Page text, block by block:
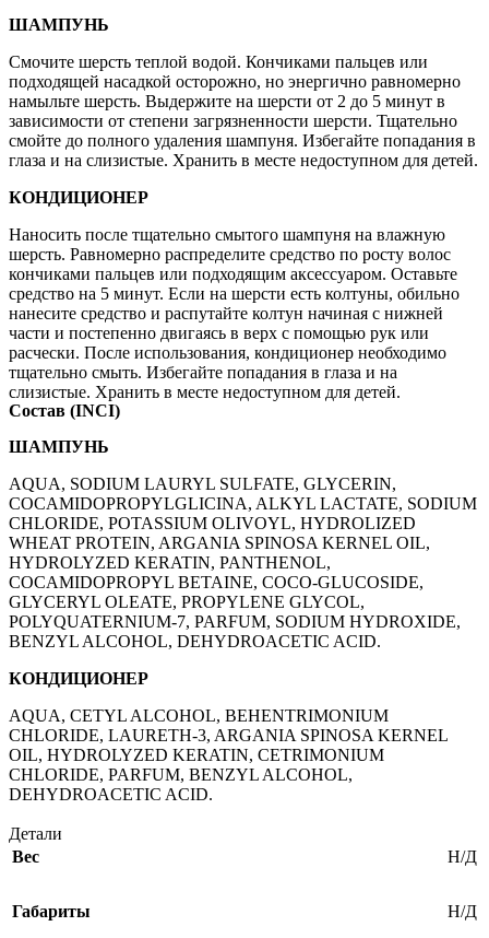
ШАМПУНЬ
Смочите шерсть теплой водой. Кончиками пальцев или
подходящей насадкой осторожно, но энергично равномерно
намыльте шерсть. Выдержите на шерсти от 2 до 5 минут в
зависимости от степени загрязненности шерсти. Тщательно
смойте до полного удаления шампуня. Избегайте попадания в
глаза и на слизистые. Хранить в месте недоступном для детей.
КОНДИЦИОНЕР
Наносить после тщательно смытого шампуня на влажную
шерсть. Равномерно распределите средство по росту волос
кончиками пальцев или подходящим аксессуаром. Оставьте
средство на 5 минут. Если на шерсти есть колтуны, обильно
нанесите средство и распутайте колтун начиная с нижней
части и постепенно двигаясь в верх с помощью рук или
расчески. После использования, кондиционер необходимо
тщательно смыть. Избегайте попадания в глаза и на
слизистые. Хранить в месте недоступном для детей.
Состав (INCI)
ШАМПУНЬ
AQUA, SODIUM LAURYL SULFATE, GLYCERIN,
COCAMIDOPROPYLGLICINA, ALKYL LACTATE, SODIUM
CHLORIDE, POTASSIUM OLIVOYL, HYDROLIZED
WHEAT PROTEIN, ARGANIA SPINOSA KERNEL OIL,
HYDROLYZED KERATIN, PANTHENOL,
COCAMIDOPROPYL BETAINE, COCO-GLUCOSIDE,
GLYCERYL OLEATE, PROPYLENE GLYCOL,
POLYQUATERNIUM-7, PARFUM, SODIUM HYDROXIDE,
BENZYL ALCOHOL, DEHYDROACETIC ACID.
КОНДИЦИОНЕР
AQUA, CETYL ALCOHOL, BEHENTRIMONIUM
CHLORIDE, LAURETH-3, ARGANIA SPINOSA KERNEL
OIL, HYDROLYZED KERATIN, CETRIMONIUM
CHLORIDE, PARFUM, BENZYL ALCOHOL,
DEHYDROACETIC ACID.
Детали
Вес
Н/Д
Габариты Н/Д